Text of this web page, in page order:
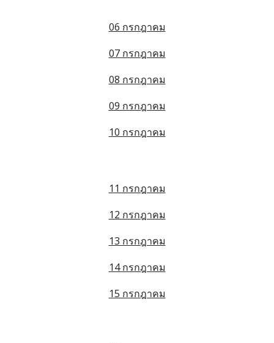
06 กรกฎาคม
07 กรกฎาคม
08 กรกฎาคม
09 กรกฎาคม
10 กรกฎาคม
11 กรกฎาคม
12 กรกฎาคม
13 กรกฎาคม
14 กรกฎาคม
15 กรกฎาคม